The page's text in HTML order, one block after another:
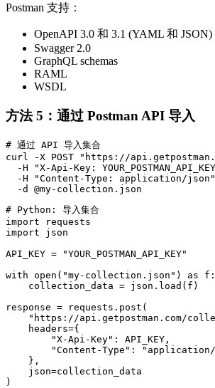
Postman 支持：
OpenAPI 3.0 和 3.1 (YAML 和 JSON)
Swagger 2.0
GraphQL schemas
RAML
WSDL
方法 5：通过 Postman API 导入
# 通过 API 导入集合
curl -X POST "https://
-H "X-Api-Key:
-H "Content-Type: application/
# Python: 导入集合
import requests
import json
API_KEY = "YOUR_POSTMAN_API_KEY"
with open("my-collection.json") as f:
    collection_data = json.load(f)
response = requests.post(
"https://api.getpostman.com/
    headers={
        "X-Api-Key": API_KEY,
"Content-Type":
    },
    json=collection_data
)